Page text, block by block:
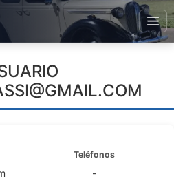
Teléfonos
-